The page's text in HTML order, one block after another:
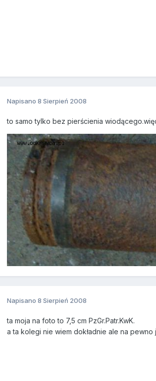
Napisano8 Sierpień 2008
to samo tylko bez pierścienia
Napisano8 Sierpień 2008
ta moja na foto to 7,5 cm PzGr.Patr.KwK.
a ta kolegi nie wiem dokładnie ale na pewno